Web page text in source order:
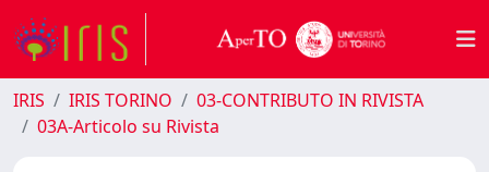
IRIS IRIS TORINO
03-CONTRIBUTO IN RIVISTA
03A-Articolo su Rivista